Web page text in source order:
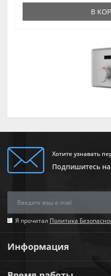
В
Хотите узнавать
Подпишитесь
Я прочитал Политика
Информация